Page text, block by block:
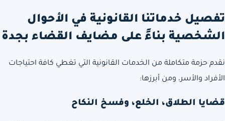
تفصيل خدماتنا القانونية في الأحوال
الشخصية بناءً على مضايف القضاء بجدة
نقدم حزمة متكاملة من الخدمات القانونية التي تغطي كافة احتياجات
الأفراد والأسر، ومن أبرزها:
قضايا الطلاق، الخلع، وفسخ النكاح